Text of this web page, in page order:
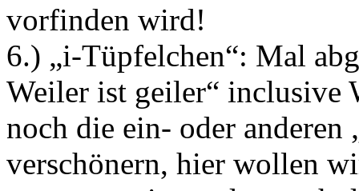
vorfinden wird!
6.) „i-Tüpfelchen“: Mal
Weiler ist geiler“ inclusive
noch die ein- oder
verschönern, hier wollen